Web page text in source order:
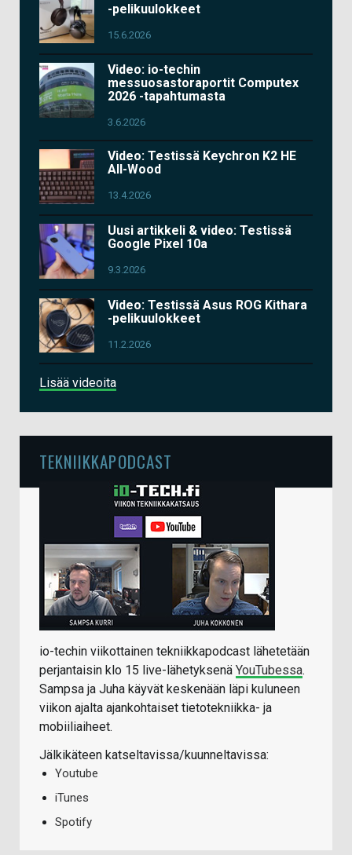
-pelikuulokkeet
15.6.2026
Video: io-techin
messuosastoraportit Computex
2026 -tapahtumasta
3.6.2026
Video: Testissä Keychron K2 HE
All-Wood
13.4.2026
Uusi artikkeli & video: Testissä
Google Pixel 10a
9.3.2026
Video: Testissä Asus ROG Kithara
-pelikuulokkeet
11.2.2026
Lisää videoita
TEKNIIKKAPODCAST
io-techin viikottainen tekniikkapodcast lähetetään
perjantaisin klo 15 live-lähetyksenä YouTubessa.
Sampsa ja Juha käyvät keskenään läpi kuluneen
viikon ajalta ajankohtaiset tietotekniikka- ja
mobiiliaiheet.
Jälkikäteen katseltavissa/kuunneltavissa:
Youtube
iTunes
Spotify